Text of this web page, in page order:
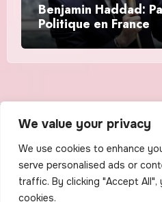
We value your privacy
We use cookies to enhance
serve personalised ads or
traffic. By clicking "Accept
cookies.
Benjamin Haddad:
Politique en France
The